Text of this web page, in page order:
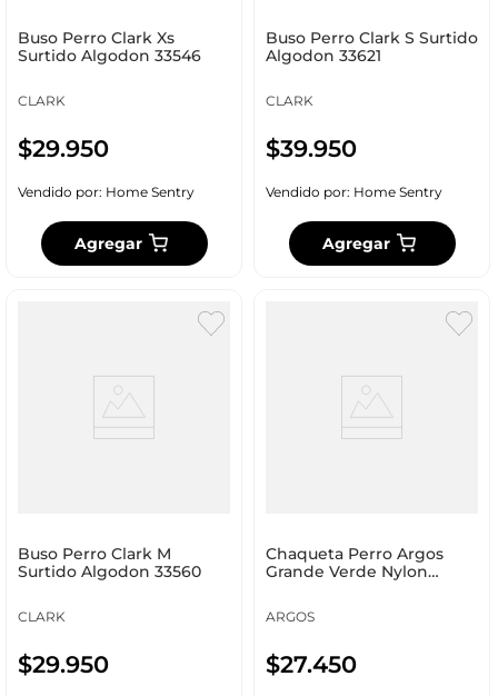
Buso Perro Clark Xs
Surtido Algodon 33546
CLARK
$29.950
Vendido por: Home Sentry
Agregar
Buso Perro Clark S Surtido
Algodon 33621
CLARK
$39.950
Vendido por: Home Sentry
Agregar
Buso Perro Clark M
Surtido Algodon 33560
CLARK
$29.950
Chaqueta Perro Argos
Grande Verde Nylon
ARGOS
$27.450